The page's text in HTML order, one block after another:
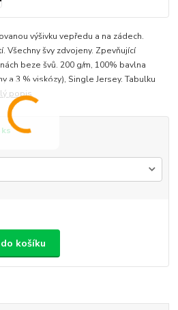
výšivku vepředu a na zádech.
Všechny švy zdvojeny. Zpevňující
beze švů. 200 g/m, 100% bavlna
a 3 % viskózy), Single Jersey. Tabulku
popis
košíku